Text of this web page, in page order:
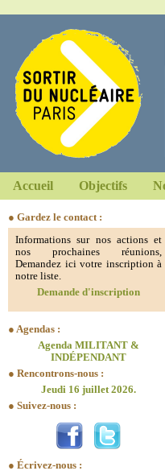
Accueil Objectifs
● Gardez le contact :
Informations sur nos actions et
nos prochaines réunions,
Demandez ici votre inscription à
notre liste.
Demande d'inscription
● Agendas :
Agenda MILITANT &
INDÉPENDANT
● Rencontrons-nous :
Jeudi 16 juillet 2026.
● Suivez-nous :
● Écrivez-nous :